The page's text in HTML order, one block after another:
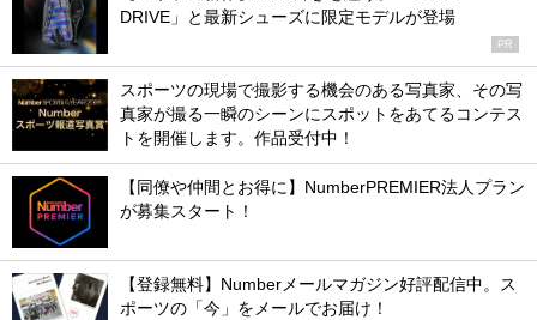
DRIVE」と最新シューズに限定モデルが登場
PR
スポーツの現場で撮影する機会のある写真家、その写
真家が撮る一瞬のシーンにスポットをあてるコンテス
トを開催します。作品受付中！
【同僚や仲間とお得に】NumberPREMIER法人プラン
が募集スタート！
【登録無料】Numberメールマガジン好評配信中。ス
ポーツの「今」をメールでお届け！